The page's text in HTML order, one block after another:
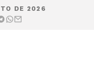
DE 2026